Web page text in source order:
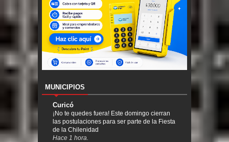
MUNICIPIOS
Curicó
¡No te quedes fuera! Este domingo cierran
las postulaciones para ser parte de la Fiesta
de la Chilenidad
Hace 1 hora.